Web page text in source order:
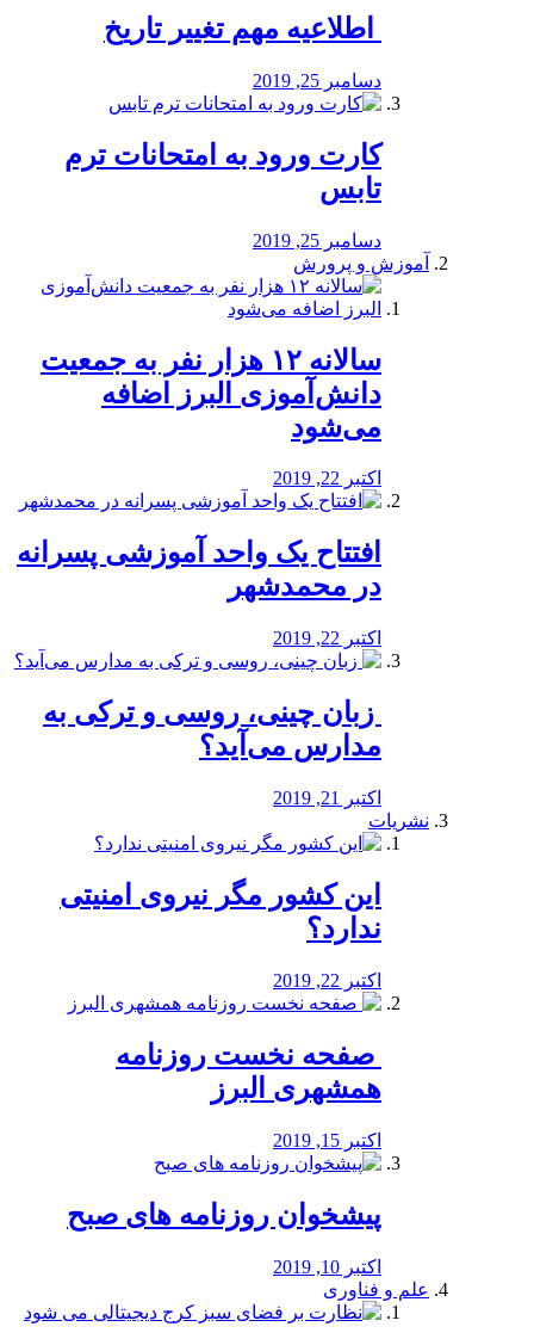
️ اطلاعیه مهم تغییر تاریخ
دسامبر 25, 2019
کارت ورود به امتحانات ترم
تابس
دسامبر 25, 2019
آموزش و پرورش
️سالانه ۱۲ هزار نفر به جمعیت
دانش‌آموزی البرز اضافه
می‌شود
اکتبر 22, 2019
افتتاح یک واحد آموزشی پسرانه
در محمدشهر
اکتبر 22, 2019
️ زبان چینی، روسی و ترکی به
مدارس می‌آید؟
اکتبر 21, 2019
نشریات
این کشور مگر نیروی امنیتی
ندارد؟
اکتبر 22, 2019
️ صفحه نخست روزنامه‌
همشهری البرز
اکتبر 15, 2019
پیشخوان روزنامه های صبح
اکتبر 10, 2019
علم و فناوری